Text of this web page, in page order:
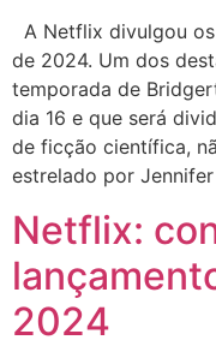
A Netflix divulgou os
de 2024. Um dos
temporada de
dia 16 e que será
de ficção científica,
estrelado por
Netflix:
2024